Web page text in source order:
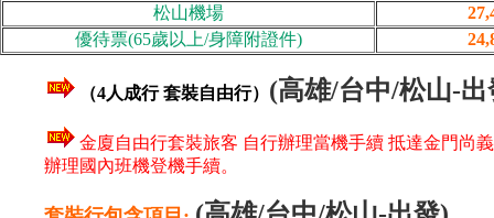
松山機場
優待票(65歲以上/身障附證件)
（4人成行 套裝自由行） (高雄/台中/松山-出
金廈自由行套裝旅客 自行辦理當機手續 抵達金門
辦理國內班機登機手續。